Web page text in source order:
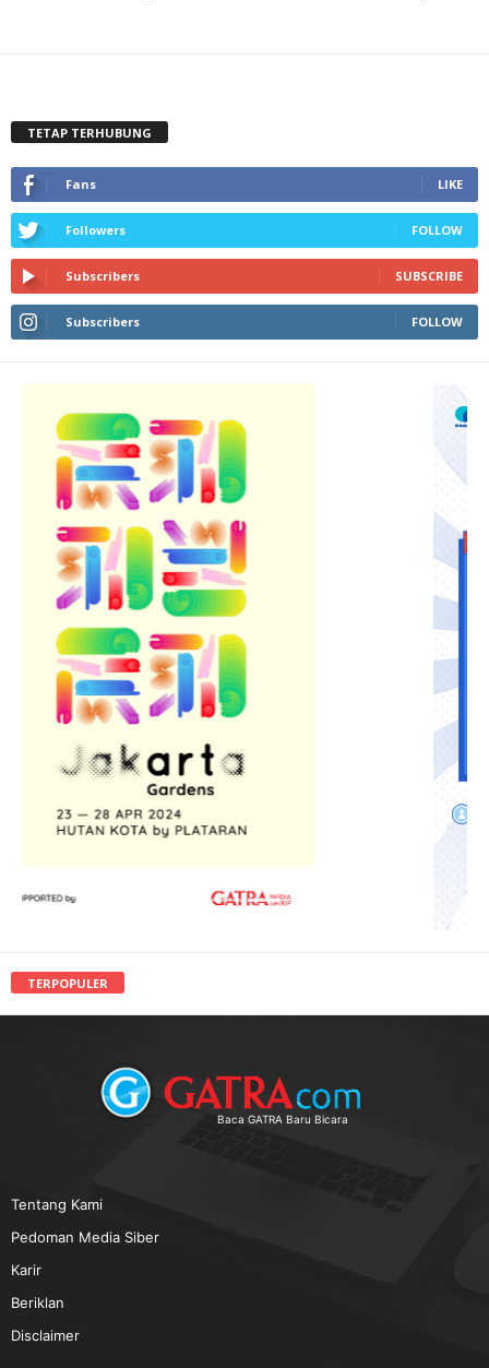
TETAP TERHUBUNG
Fans LIKE
Followers FOLLOW
Subscribers SUBSCRIBE
Subscribers FOLLOW
TERPOPULER
Baca GATRA Baru Bicara
Tentang Kami
Pedoman Media Siber
Karir
Beriklan
Disclaimer